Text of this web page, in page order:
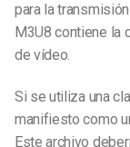
para la
M3U8 contiene la
de vídeo.
Si se utiliza una
manifiesto como
Este archivo